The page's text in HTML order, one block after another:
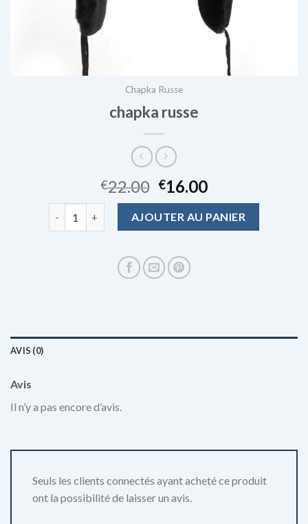
Chapka Russe
chapka russe
€22.00 €16.00
quantité de chapka russeAJOUTER AU PANIER
AVIS (0)
Avis
Il n’y a pas encore d’avis.
Seuls les clients connectés ayant acheté ce produit
ont la possibilité de laisser un avis.